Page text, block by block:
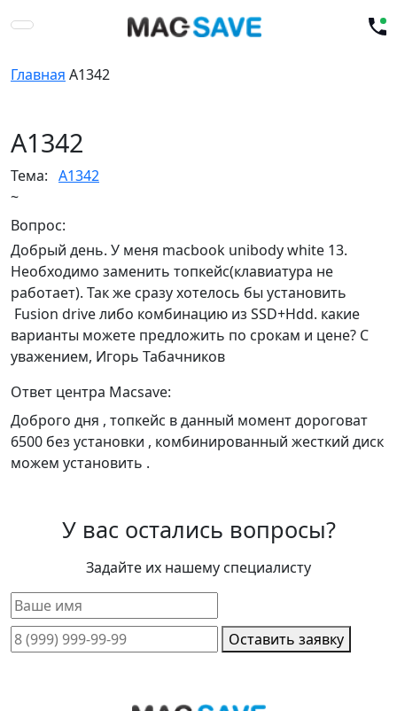
Главная A1342
A1342
Тема: A1342
~
Вопрос:
Добрый день. У меня macbook unibody white 13.
Необходимо заменить топкейс(клавиатура не
работает). Так же сразу хотелось бы установить
Fusion drive либо комбинацию из SSD+Hdd. какие
варианты можете предложить по срокам и цене? С
уважением, Игорь Табачников
Ответ центра Macsave:
Доброго дня , топкейс в данный момент дороговат
6500 без установки , комбинированный жесткий диск
можем установить .
У вас остались вопросы?
Задайте их нашему специалисту
Оставить заявку